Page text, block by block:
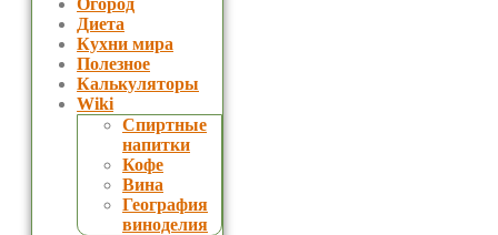
Диета
Кухни мира
Полезное
Калькуляторы
Wiki
Спиртные
напитки
Кофе
Вина
География
виноделия